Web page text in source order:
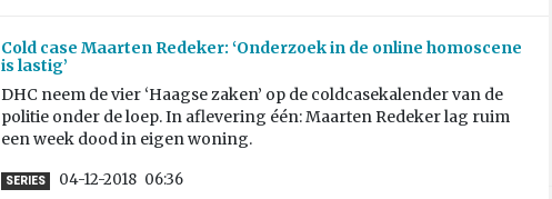
Cold case Maarten Redeker: ‘Onderzoek in de online homoscene
is lastig’
DHC neem de vier ‘Haagse zaken’ op de coldcasekalender van de
politie onder de loep. In aflevering één: Maarten Redeker lag ruim
een week dood in eigen woning.
SERIES 04-12-2018 06:36